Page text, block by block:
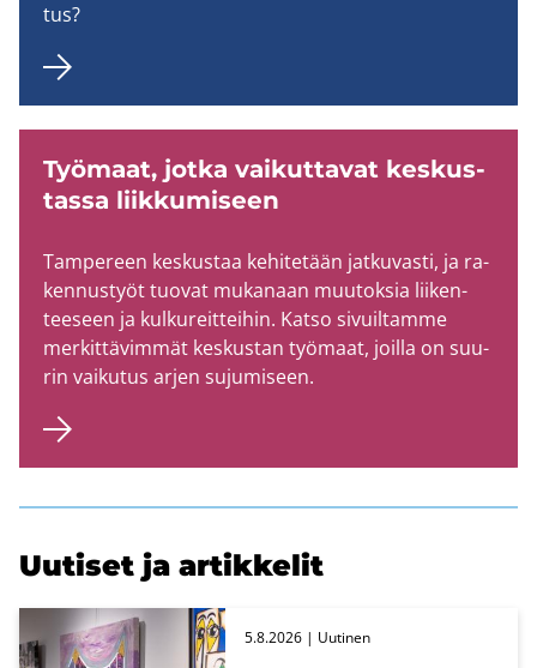
tus?
Työ­maat, jotka vai­kut­ta­vat kes­kus­
tas­sa liik­ku­mi­seen
Tam­pe­reen kes­kus­taa ke­hi­te­tään jat­ku­vas­ti, ja ra­
ken­nus­työt tuo­vat mu­ka­naan muu­tok­sia lii­ken­
tee­seen ja kul­ku­reit­tei­hin. Katso si­vuil­tam­me
mer­kit­tä­vim­mät kes­kus­tan työ­maat, joil­la on suu­
rin vai­ku­tus arjen su­ju­mi­seen.
Uu­ti­set ja ar­tik­ke­lit
5.8.2026 | Uu­ti­nen